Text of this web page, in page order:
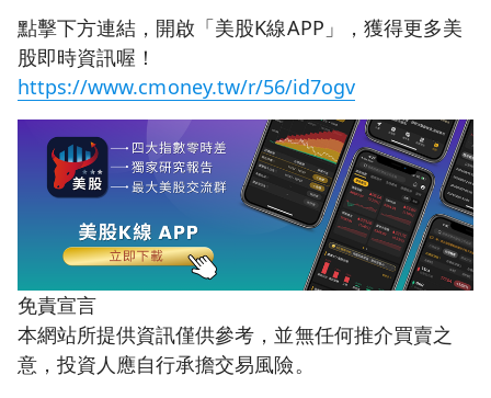
點擊下方連結，開啟「美股K線APP」，獲得更多美
股即時資訊喔！
https://www.cmoney.tw/r/56/id7ogv
免責宣言
本網站所提供資訊僅供參考，並無任何推介買賣之
意，投資人應自行承擔交易風險。